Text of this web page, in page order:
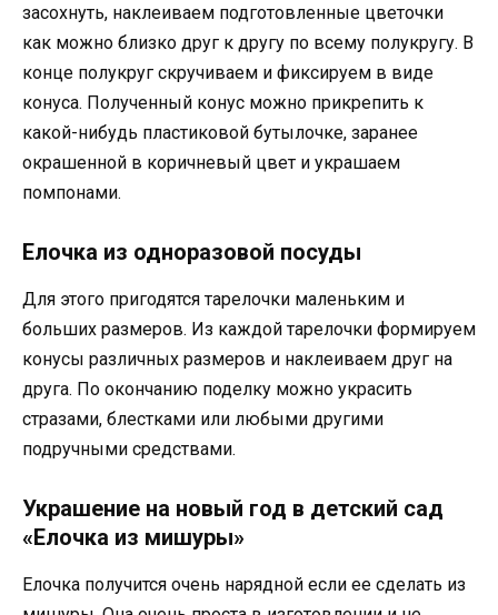
засохнуть, наклеиваем подготовленные цветочки
как можно близко друг к другу по всему полукругу. В
конце полукруг скручиваем и фиксируем в виде
конуса. Полученный конус можно прикрепить к
какой-нибудь пластиковой бутылочке, заранее
окрашенной в коричневый цвет и украшаем
помпонами.
Елочка из одноразовой посуды
Для этого пригодятся тарелочки маленьким и
больших размеров. Из каждой тарелочки формируем
конусы различных размеров и наклеиваем друг на
друга. По окончанию поделку можно украсить
стразами, блестками или любыми другими
подручными средствами.
Украшение на новый год в детский сад
«Елочка из мишуры»
Елочка получится очень нарядной если ее сделать из